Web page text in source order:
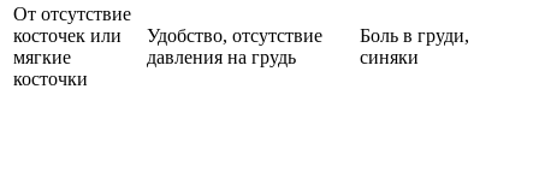
От отсутствие
косточек или
мягкие
косточки
Удобство, отсутствие
давления на грудь
Боль в груди,
синяки